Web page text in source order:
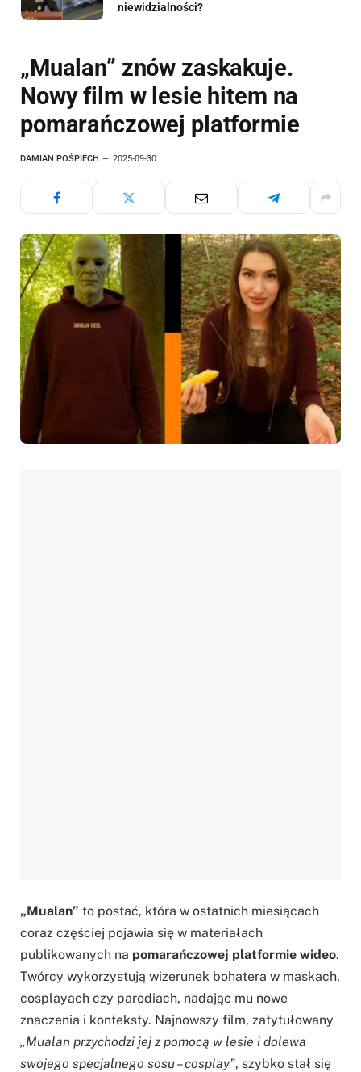
niewidzialności?
„Mualan” znów zaskakuje.
Nowy film w lesie hitem na
pomarańczowej platformie
DAMIAN POŚPIECH 2025-09-30
„Mualan” to postać, która w ostatnich miesiącach
coraz częściej pojawia się w materiałach
publikowanych na pomarańczowej platformie wideo.
Twórcy wykorzystują wizerunek bohatera w maskach,
cosplayach czy parodiach, nadając mu nowe
znaczenia i konteksty. Najnowszy film, zatytułowany
„Mualan przychodzi jej z pomocą w lesie i dolewa
swojego specjalnego sosu – cosplay”, szybko stał się